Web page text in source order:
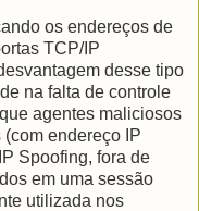
os endereços de
TCP/IP
desse tipo
na falta de controle
agentes maliciosos
endereço IP
Spoofing, fora de
em uma sessão
utilizada nos